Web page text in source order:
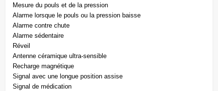
Mesure du pouls et de la pression
Alarme lorsque le pouls ou la pression baisse
Alarme contre chute
Alarme sédentaire
Réveil
Antenne céramique ultra-sensible
Recharge magnétique
Signal avec une longue position assise
Signal de médication